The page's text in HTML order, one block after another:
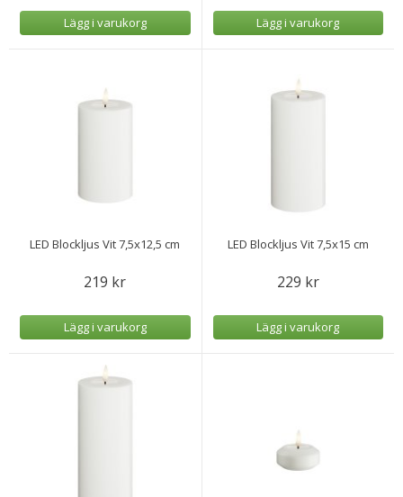
Lägg i varukorg Lägg i varukorg
LED Blockljus Vit 7,5x12,5 cm
219 kr
Lägg i varukorg
LED Blockljus Vit 7,5x15 cm
229 kr
Lägg i varukorg